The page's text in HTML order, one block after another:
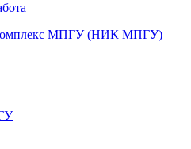
комплекс МПГУ (НИК МПГУ)